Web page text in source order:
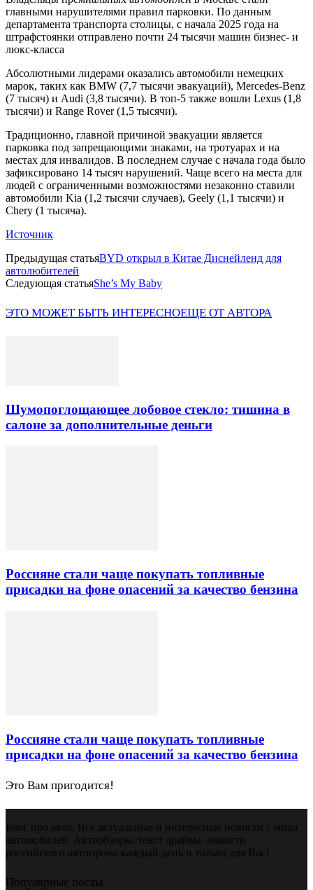
главными нарушителями правил парковки. По данным
департамента транспорта столицы, с начала 2025 года на
штрафстоянки отправлено почти 24 тысячи машин бизнес- и
люкс-класса
Абсолютными лидерами оказались автомобили немецких
марок, таких как BMW (7,7 тысячи эвакуаций), Mercedes-Benz
(7 тысяч) и Audi (3,8 тысячи). В топ-5 также вошли Lexus (1,8
тысячи) и Range Rover (1,5 тысячи).
Традиционно, главной причиной эвакуации является
парковка под запрещающими знаками, на тротуарах и на
местах для инвалидов. В последнем случае с начала года было
зафиксировано 14 тысяч нарушений. Чаще всего на места для
людей с ограниченными возможностями незаконно ставили
автомобили Kia (1,2 тысячи случаев), Geely (1,1 тысячи) и
Chery (1 тысяча).
Источник
Предыдущая статьяBYD открыл в Китае Диснейленд для
автолюбителей
Следующая статьяShe’s My Baby
ЭТО МОЖЕТ БЫТЬ ИНТЕРЕСНОЕЩЕ ОТ АВТОРА
Шумопоглощающее лобовое стекло: тишина в
салоне за дополнительные деньги
Россияне стали чаще покупать топливные
присадки на фоне опасений за качество бензина
Россияне стали чаще покупать топливные
присадки на фоне опасений за качество бензина
Это Вам пригодится!
Блог про авто. Все актуальные и интересные новости с мира
автомобилей. Автообзоры, текст драйвы, новости
российского автопрома каждый день и только для Вас!
Популярные посты